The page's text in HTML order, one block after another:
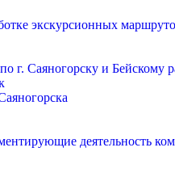
экскурсионных
г. Саяногорску и Бейскому
деятельность